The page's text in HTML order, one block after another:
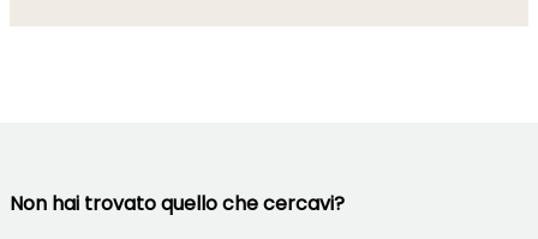
Non hai trovato quello che cercavi?